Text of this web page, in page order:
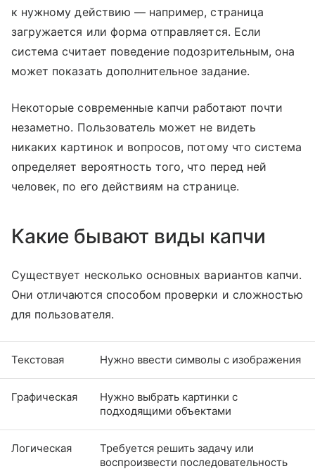
к нужному действию — например, страница
загружается или форма отправляется. Если
система считает поведение подозрительным, она
может показать дополнительное задание.
Некоторые современные капчи работают почти
незаметно. Пользователь может не видеть
никаких картинок и вопросов, потому что система
определяет вероятность того, что перед ней
человек, по его действиям на странице.
Какие бывают виды капчи
Существует несколько основных вариантов капчи.
Они отличаются способом проверки и сложностью
для пользователя.
Текстовая Нужно ввести символы с изображения
Графическая
Нужно выбрать картинки с
подходящими объектами
Логическая
Требуется решить задачу или
воспроизвести последовательность